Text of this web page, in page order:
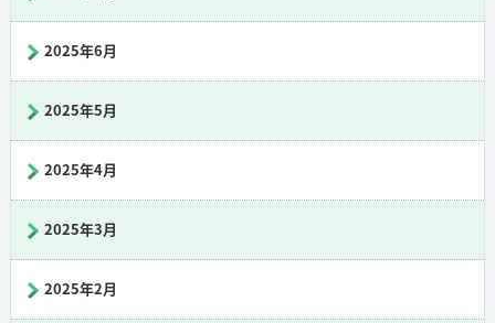
2025年6月
2025年5月
2025年4月
2025年3月
2025年2月